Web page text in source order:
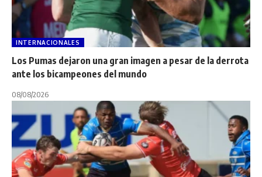
INTERNACIONALES
Los Pumas dejaron una gran imagen a pesar de la derrota
ante los bicampeones del mundo
08/08/2026